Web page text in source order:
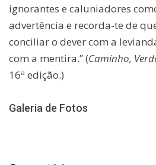
ignorantes e caluniadores
advertência e recorda-te de
conciliar o dever com a
com a mentira.” (Caminho,
16ª edição.)
Galeria de Fotos